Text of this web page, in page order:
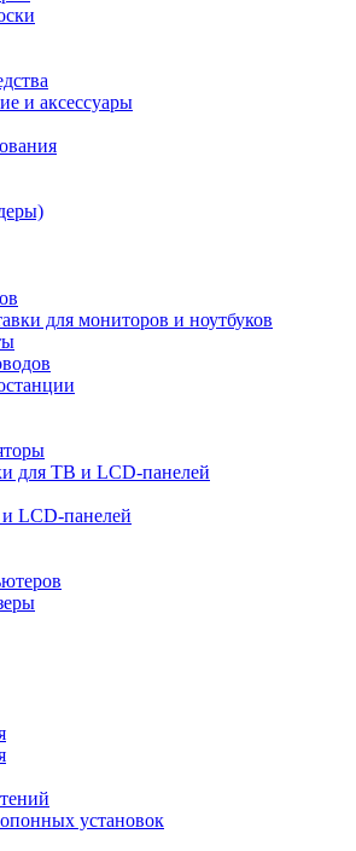
и аксессуары
для мониторов и ноутбуков
для ТВ и LCD-панелей
LCD-панелей
установок